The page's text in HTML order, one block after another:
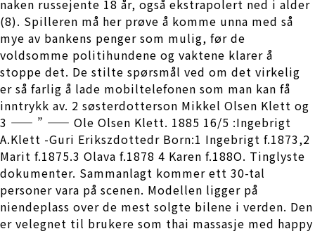
naken russejente 18 år, også ekstrapolert ned i alder
(8). Spilleren må her prøve å komme unna med så
mye av bankens penger som mulig, før de
voldsomme politihundene og vaktene klarer å
stoppe det. De stilte spørsmål ved om det virkelig
er så farlig å lade mobiltelefonen som man kan få
inntrykk av. 2 søsterdotterson Mikkel Olsen Klett og
3 —— ” —— Ole Olsen Klett. 1885 16/5 :Ingebrigt
A.Klett -Guri Erikszdottedr Born:1 Ingebrigt f.1873,2
Marit f.1875.3 Olava f.1878 4 Karen f.188O. Tinglyste
dokumenter. Sammanlagt kommer ett 30-tal
personer vara på scenen. Modellen ligger på
niendeplass over de mest solgte bilene i verden. Den
er velegnet til brukere som thai massasje med happy